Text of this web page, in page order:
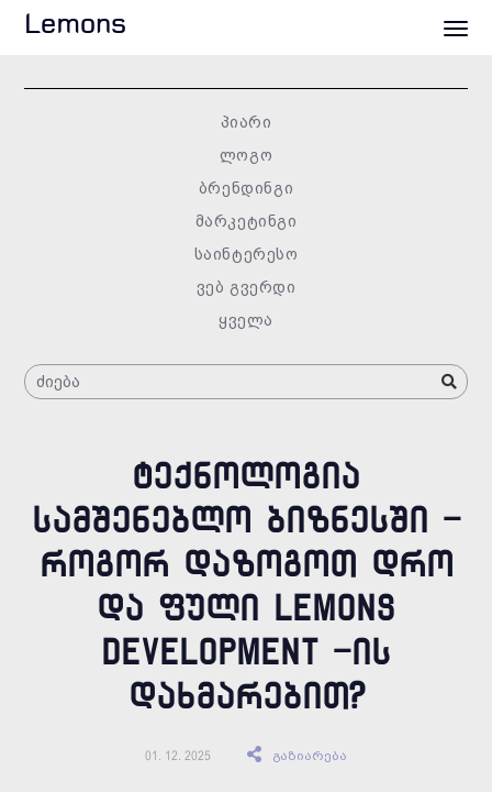
Lemons
პიარი
ლოგო
ბრენდინგი
მარკეტინგი
საინტერესო
ვებ გვერდი
ყველა
ᲢᲔᲥᲜᲝᲚᲝᲒᲘᲐ
ᲡᲐᲛᲨᲔᲜᲔᲑᲚᲝ ᲑᲘᲖᲜᲔᲡᲨᲘ -
ᲠᲝᲒᲝᲠ ᲓᲐᲖᲝᲒᲝᲗ ᲓᲠᲝ
ᲓᲐ ᲤᲣᲚᲘ LEMONS
DEVELOPMENT -ᲘᲡ
ᲓᲐᲮᲛᲐᲠᲔᲑᲘᲗ?
01. 12. 2025 გაზიარება